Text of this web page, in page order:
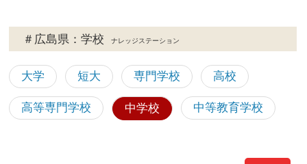
＃広島県：学校 ナレッジステーション
大学 短大 専門学校 高校
高等専門学校 中学校 中等教育学校